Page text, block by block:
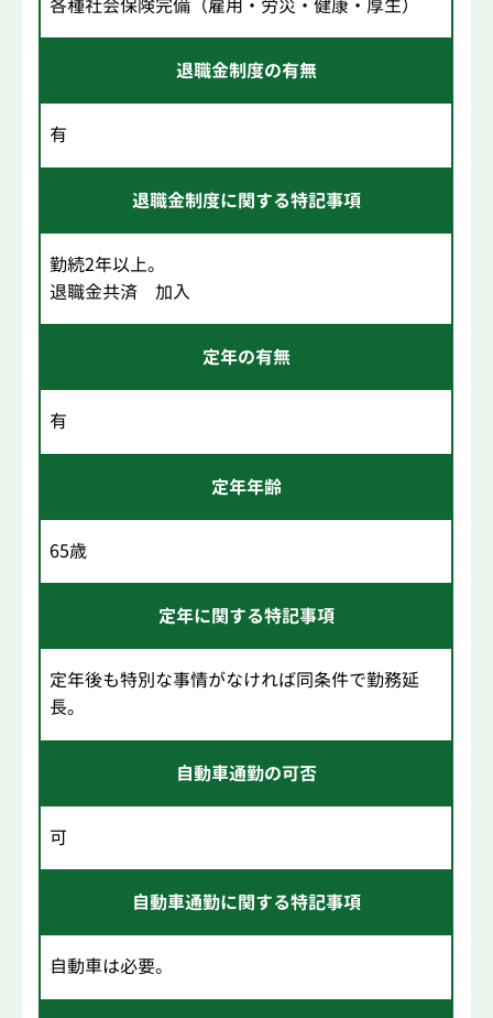
各種社会保険完備（雇用・労災・健康・厚生）
退職金制度の有無
有
退職金制度に関する特記事項
勤続2年以上。
退職金共済 加入
定年の有無
有
定年年齢
65歳
定年に関する特記事項
定年後も特別な事情がなければ同条件で勤務延
長。
自動車通勤の可否
可
自動車通勤に関する特記事項
自動車は必要。